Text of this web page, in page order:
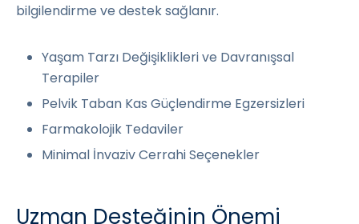
bilgilendirme ve destek sağlanır.
Yaşam Tarzı Değişiklikleri ve Davranışsal
Terapiler
Pelvik Taban Kas Güçlendirme Egzersizleri
Farmakolojik Tedaviler
Minimal İnvaziv Cerrahi Seçenekler
Uzman Desteğinin Önemi